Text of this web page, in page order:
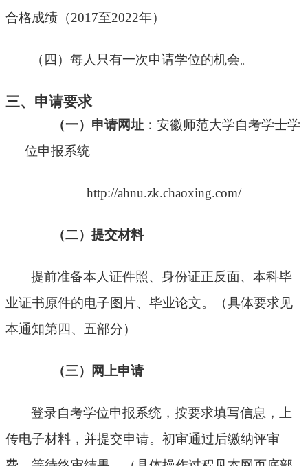
合格成绩（2017至2022年）
（四）每人只有一次申请学位的机会。
三、申请要求
（一）申请网址 ：安徽师范大学自考学士学
位申报系统
http://ahnu.zk.chaoxing.com/
（二）提交材料
提前准备本人证件照、身份证正反面、本科毕
业证书原件的电子图片、毕业论文。（具体要求见
本通知第四、五部分）
（三）网上申请
登录自考学位申报系统，按要求填写信息，上
传电子材料，并提交申请。 初审通过后缴纳评审